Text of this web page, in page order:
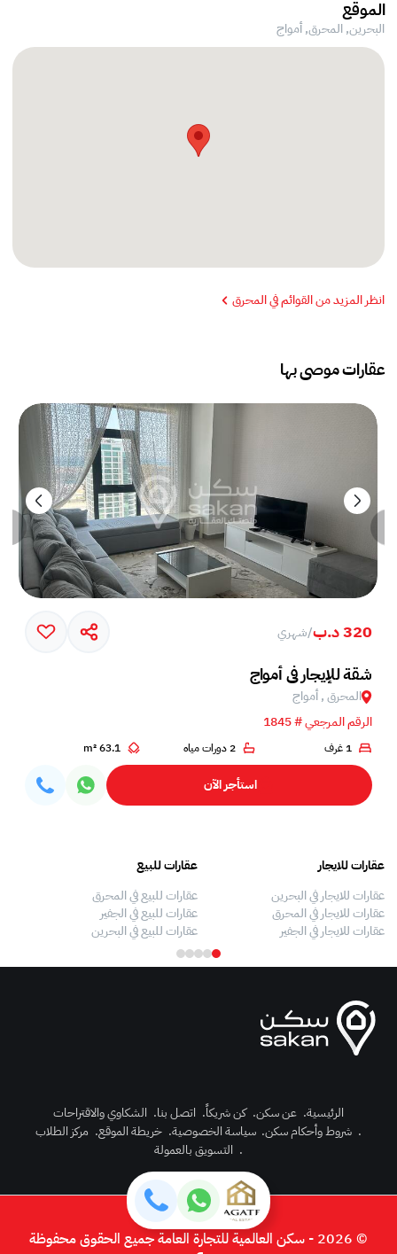
الموقع
البحرين, المحرق,أمواج
انظر المزيد من القوائم في المحرق
عقارات موصى بها
في جزيرة أمواج
320 د.ب /شهري
شقة للإيجار في أمواج
المحرق , أمواج
الرقم المرجعي # 1845
1 غرف 2 دورات مياه 63.1 m²
استأجر الآن
عقارات للايجار
عقارات للايجار في البحرين
عقارات للايجار في المحرق
عقارات للايجار في الجفير
عقارات للبيع
عقارات للبيع في المحرق
عقارات للبيع في الجفير
عقارات للبيع في البحرين
الرئيسية. عن سكن. كن شريكاً. اتصل بنا. الشكاوي والاقتراحات
. شروط وأحكام سكن. سياسة الخصوصية. خريطة الموقع. مركز الطلاب
. التسويق بالعمولة
© 2026 - سكن العالمية للتجارة العامة جميع الحقوق محفوظة